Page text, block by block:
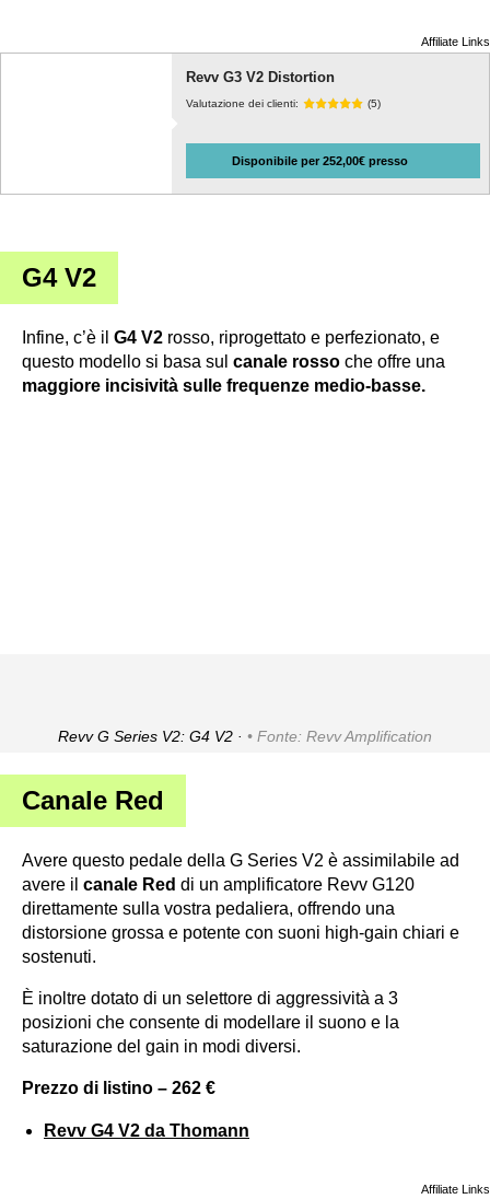
Affiliate Links
Revv G3 V2 Distortion
Valutazione dei clienti: (5)
Disponibile per 252,00€ presso
G4 V2
Infine, c’è il G4 V2 rosso, riprogettato e perfezionato, e
questo modello si basa sul canale rosso che offre una
maggiore incisività sulle frequenze medio-basse.
Revv G Series V2: G4 V2 · Fonte: Revv Amplification
Canale Red
Avere questo pedale della G Series V2 è assimilabile ad
avere il canale Red di un amplificatore Revv G120
direttamente sulla vostra pedaliera, offrendo una
distorsione grossa e potente con suoni high-gain chiari e
sostenuti.
È inoltre dotato di un selettore di aggressività a 3
posizioni che consente di modellare il suono e la
saturazione del gain in modi diversi.
Prezzo di listino – 262 €
Revv G4 V2 da Thomann
Affiliate Links